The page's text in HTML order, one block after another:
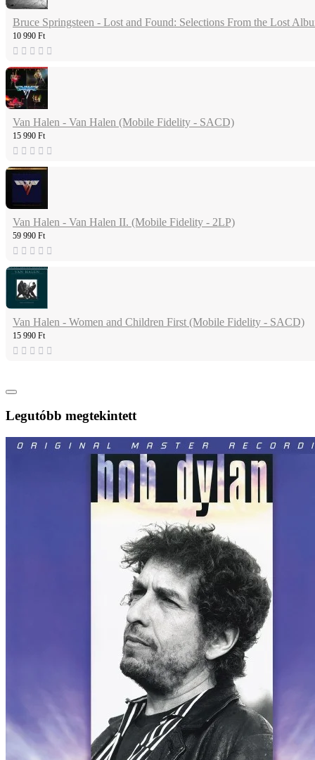
Bruce Springsteen - Lost and Found: Selections From the Lost
10 990 Ft
Van Halen - Van Halen (Mobile Fidelity - SACD)
15 990 Ft
Van Halen - Van Halen II. (Mobile Fidelity - 2LP)
59 990 Ft
Van Halen - Women and Children First (Mobile Fidelity - SACD)
15 990 Ft
Legutóbb megtekintett